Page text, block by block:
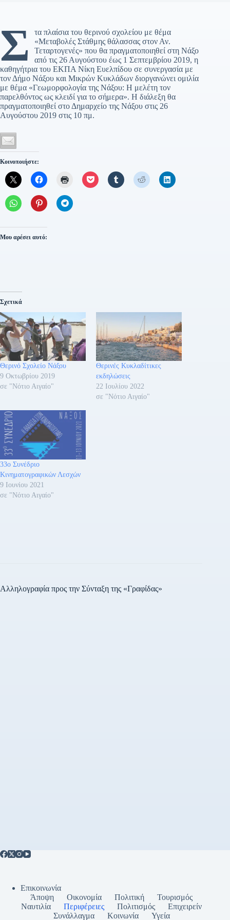
Σ
τα πλαίσια του θερινού σχολείου με θέμα
«Μεταβολές Στάθμης θάλασσας στον Αν.
Τεταρτογενές» που θα πραγματοποιηθεί στη Νάξο
από τις 26 Αυγούστου έως 1 Σεπτεμβρίου 2019, η
καθηγήτρια του ΕΚΠΑ Νίκη Ευελπίδου σε συνεργασία με
τον Δήμο Νάξου και Μικρών Κυκλάδων διοργανώνει ομιλία
με θέμα «Γεωμορφολογία της Νάξου: Η μελέτη τον
παρελθόντος ως κλειδί για το σήμερα». Η διάλεξη θα
πραγματοποιηθεί στο Δημαρχείο της Νάξου στις 26
Αυγούστου 2019 στις 10 πμ.
Κοινοποιήστε:
Μου αρέσει αυτό:
Σχετικά
Θερινό Σχολείο Νάξου
9 Οκτωβρίου 2019
σε "Νότιο Αιγαίο"
Θερινές Κυκλαδίτικες
εκδηλώσεις
22 Ιουλίου 2022
σε "Νότιο Αιγαίο"
33ο Συνέδριο
Κινηματογραφικών Λεσχών
9 Ιουνίου 2021
σε "Νότιο Αιγαίο"
Αλληλογραφία προς την Σύνταξη της «Γραφίδας»
Επικοινωνία
Άποψη
Οικονομία Πολιτική
Τουρισμός
Ναυτιλία
Περιφέρειες Πολιτισμός
Επιχειρείν
Συνάλλαγμα
Κοινωνία Υγεία